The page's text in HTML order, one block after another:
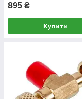
895 ₴
Купити